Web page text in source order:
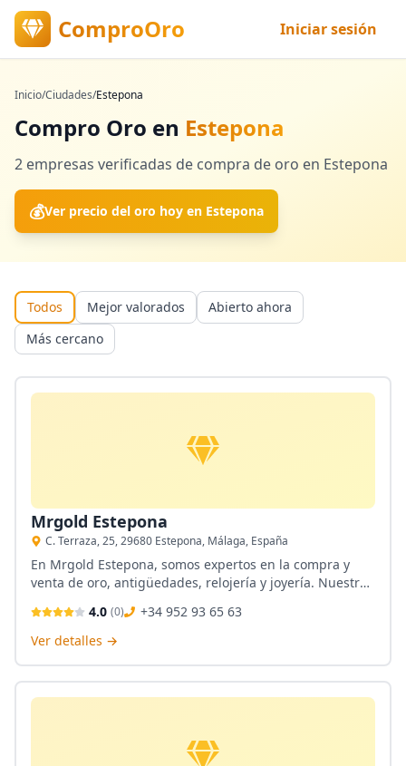
ComproOro Iniciar sesión
Inicio/Ciudades/Estepona
Compro Oro en Estepona
2 empresas verificadas de compra de oro en Estepona
💰Ver precio del oro hoy en Estepona
Todos Mejor valorados
Abierto ahora
Más cercano
Mrgold Estepona
C. Terraza, 25, 29680 Estepona, Málaga, España
En Mrgold Estepona, somos expertos en la compra y
venta de oro, antigüedades, relojería y joyería. Nuestro
profesional, garantizando la mejor valoración y atención
personalizada en cada transacción. Ubicados en
4.0 (0)
+34 952 93 65 63
Ver detalles →